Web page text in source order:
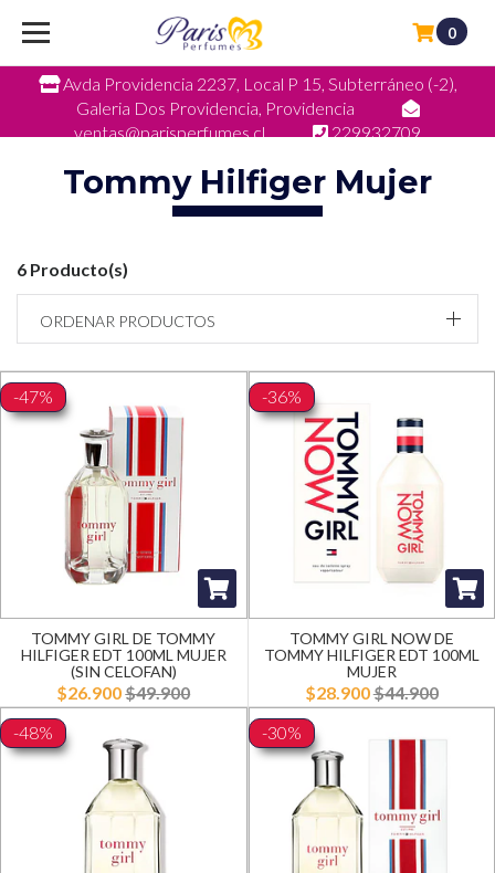
Avda Providencia 2237, Local P 15, Subterráneo (-2),
Galeria Dos Providencia, Providencia
ventas@parisperfumes.cl
229932709
0
Tommy Hilfiger Mujer
6 Producto(s)
ORDENAR PRODUCTOS
-47%
TOMMY GIRL DE TOMMY
HILFIGER EDT 100ML MUJER
(SIN CELOFAN)
$26.900$49.900
-36%
TOMMY GIRL NOW DE
TOMMY HILFIGER EDT 100ML
MUJER
$28.900$44.900
-48%
-30%